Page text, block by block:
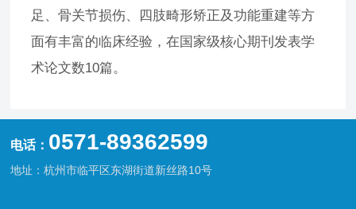
足、骨关节损伤、四肢畸形矫正及功能重建等方
面有丰富的临床经验，在国家级核心期刊发表学
术论文数10篇。
电话： 0571-89362599
地址：杭州市临平区东湖街道新丝路10号